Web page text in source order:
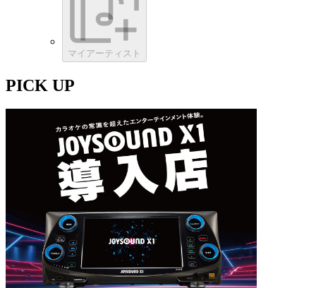
マイアーティスト
PICK UP